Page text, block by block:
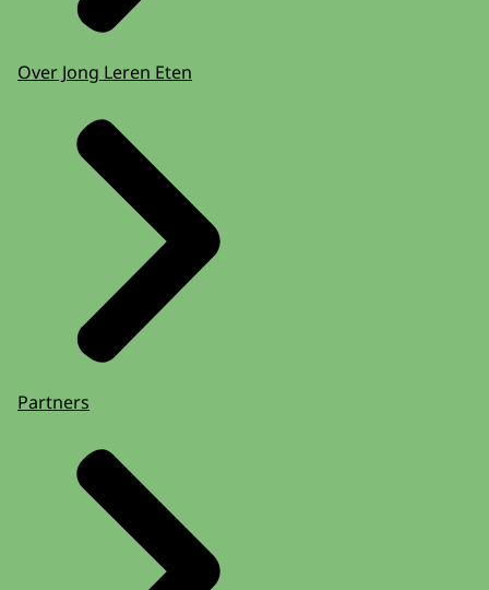
Over Jong Leren Eten
Partners